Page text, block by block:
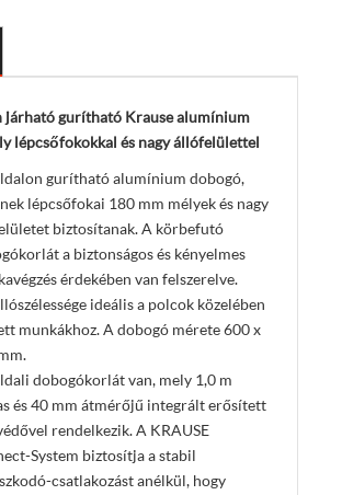
járható gurítható Krause alumínium
lépcsőfokokkal és nagy állófelülettel
gurítható alumínium dobogó,
lépcsőfokai 180 mm mélyek és nagy
biztosítanak. A körbefutó
a biztonságos és kényelmes
érdekében van felszerelve.
ideális a polcok közelében
munkákhoz. A dobogó mérete 600 x
dobogókorlát van, mely 1,0 m
és 40 mm átmérőjű integrált erősített
rendelkezik. A KRAUSE
System biztosítja a stabil
csatlakozást anélkül, hogy